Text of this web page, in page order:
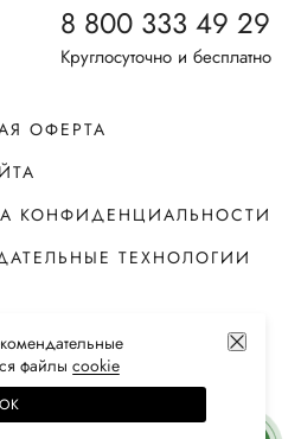
8 800 333 49 29
Круглосуточно и бесплатно
ОФЕРТА
КОНФИДЕНЦИАЛЬНОСТИ
ТЕХНОЛОГИИ
файлы сооkiе
ОК